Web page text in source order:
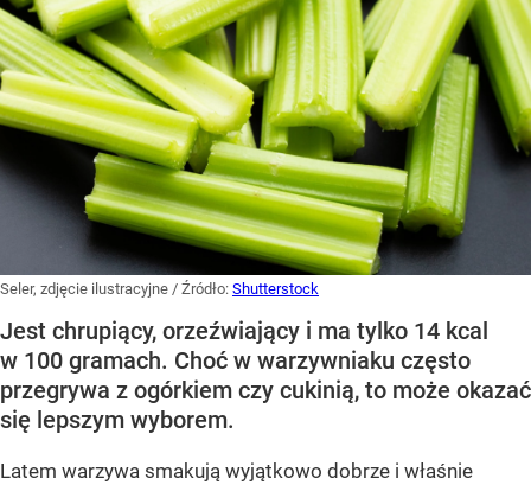
Seler, zdjęcie ilustracyjne / Źródło: Shutterstock
Jest chrupiący, orzeźwiający i ma tylko 14 kcal
w 100 gramach. Choć w warzywniaku często
przegrywa z ogórkiem czy cukinią, to może okazać
się lepszym wyborem.
Latem warzywa smakują wyjątkowo dobrze i właśnie